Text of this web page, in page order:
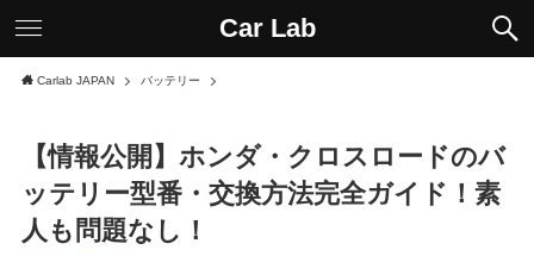
Car Lab
Carlab JAPAN バッテリー
【情報公開】ホンダ・クロスロードのバ
ッテリー型番・交換方法完全ガイド！素
人も問題なし！